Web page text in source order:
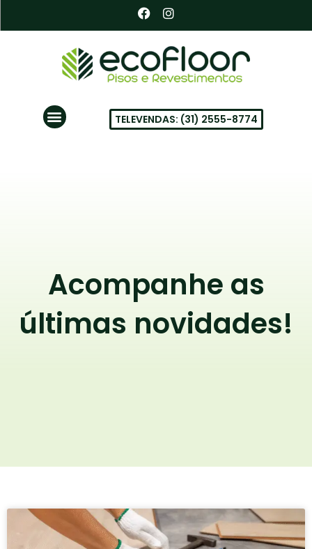
F
a
c
b
o
o
I
n
s
t
a
r
m
Menu
TELEVENDAS: (31) 2555-8774
Acompanhe as
últimas novidades!